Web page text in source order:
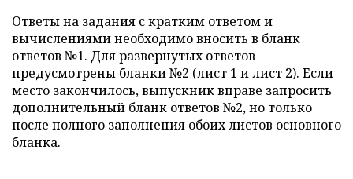
Ответы на задания с кратким ответом и
вычислениями необходимо вносить в бланк
ответов №1. Для развернутых ответов
предусмотрены бланки №2 (лист 1 и лист 2). Если
место закончилось, выпускник вправе запросить
дополнительный бланк ответов №2, но только
после полного заполнения обоих листов основного
бланка.